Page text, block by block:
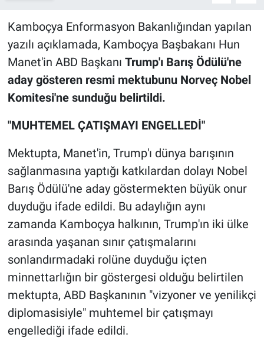
Kamboçya Enformasyon Bakanlığından yapılan
yazılı açıklamada, Kamboçya Başbakanı Hun
Manet'in ABD Başkanı Trump'ı Barış Ödülü'ne
aday gösteren resmi mektubunu Norveç Nobel
Komitesi'ne sunduğu belirtildi.
"MUHTEMEL ÇATIŞMAYI ENGELLEDİ"
Mektupta, Manet'in, Trump'ı dünya barışının
sağlanmasına yaptığı katkılardan dolayı Nobel
Barış Ödülü'ne aday göstermekten büyük onur
duyduğu ifade edildi. Bu adaylığın aynı
zamanda Kamboçya halkının, Trump'ın iki ülke
arasında yaşanan sınır çatışmalarını
sonlandırmadaki rolüne duyduğu içten
minnettarlığın bir göstergesi olduğu belirtilen
mektupta, ABD Başkanının "vizyoner ve yenilikçi
diplomasisiyle" muhtemel bir çatışmayı
engellediği ifade edildi.